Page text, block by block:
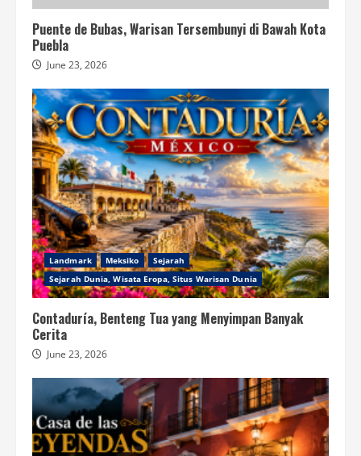
Puente de Bubas, Warisan Tersembunyi di Bawah Kota
Puebla
June 23, 2026
Landmark Meksiko
Sejarah
Sejarah Dunia, Wisata Eropa, Situs Warisan Dunia
Contaduría, Benteng Tua yang Menyimpan Banyak
Cerita
June 23, 2026